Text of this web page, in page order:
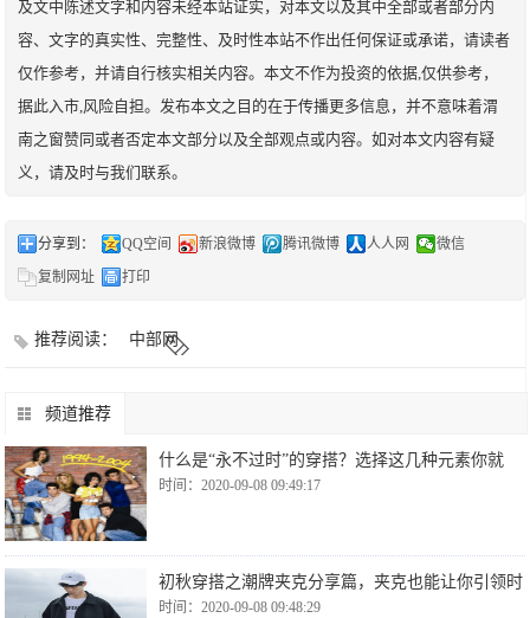
及文中陈述文字和内容未经本站证实，对本文以及其中全部或者部分内
容、文字的真实性、完整性、及时性本站不作出任何保证或承诺，请读者
仅作参考，并请自行核实相关内容。本文不作为投资的依据,仅供参考，
据此入市,风险自担。发布本文之目的在于传播更多信息，并不意味着渭
南之窗赞同或者否定本文部分以及全部观点或内容。如对本文内容有疑
义，请及时与我们联系。
分享到： QQ空间 新浪微博 腾讯微博 人人网
微信
复制网址
打印
推荐阅读： 中部网
频道推荐
什么是“永不过时”的穿搭？选择这几种元素你就
时间：2020-09-08 09:49:17
初秋穿搭之潮牌夹克分享篇，夹克也能让你引领时
时间：2020-09-08 09:48:29